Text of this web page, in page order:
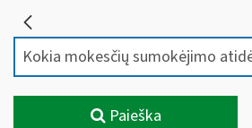
Paieška